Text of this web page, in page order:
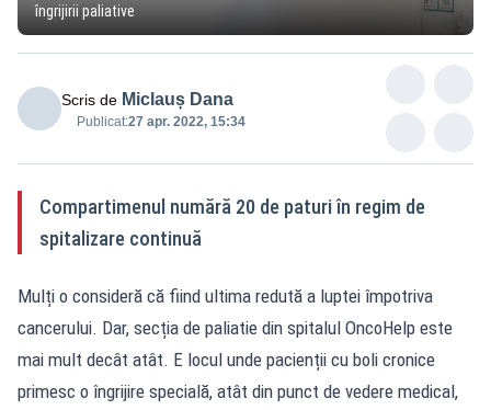
îngrijirii paliative
Scris de Miclauș Dana
Publicat:27 apr. 2022, 15:34
Compartimenul numără 20 de paturi în regim de
spitalizare continuă
Mulți o consideră că fiind ultima redută a luptei împotriva
cancerului. Dar, secția de paliatie din spitalul OncoHelp este
mai mult decât atât. E locul unde pacienții cu boli cronice
primesc o îngrijire specială, atât din punct de vedere medical,